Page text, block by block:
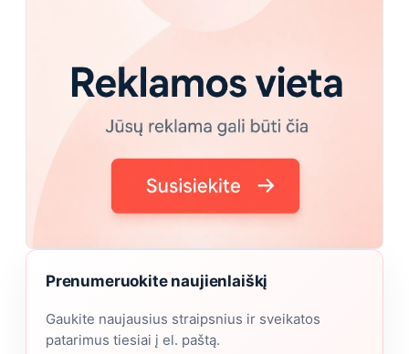
Prenumeruokite naujienlaiškį
Gaukite naujausius straipsnius ir sveikatos
patarimus tiesiai į el. paštą.